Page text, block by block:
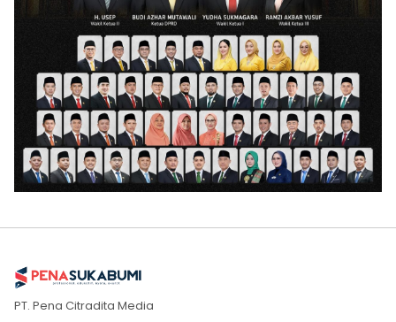
PT. Pena Citradita Media